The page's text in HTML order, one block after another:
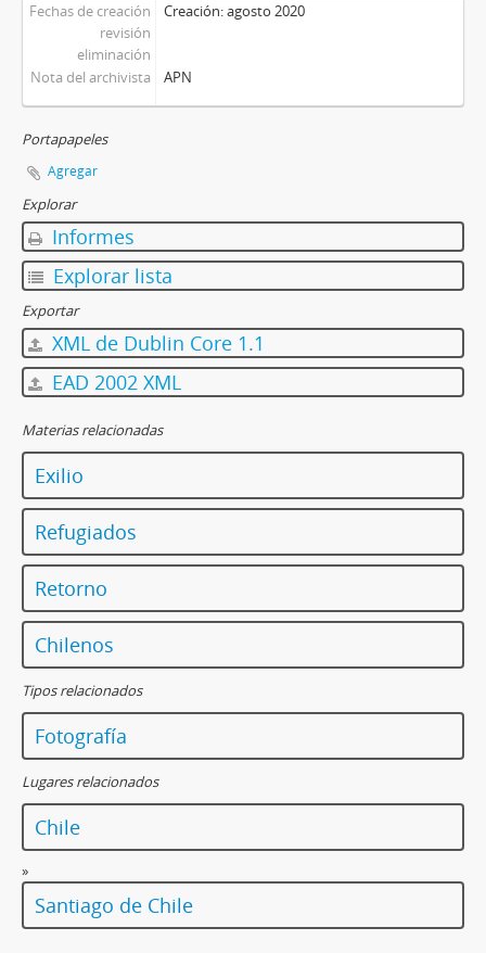
Fechas de creación
revisión
eliminación
Creación: agosto 2020
Nota del archivista APN
Portapapeles
Agregar
Explorar
Informes
Explorar lista
Exportar
XML de Dublin Core 1.1
EAD 2002 XML
Materias relacionadas
Exilio
Refugiados
Retorno
Chilenos
Tipos relacionados
Fotografía
Lugares relacionados
Chile
»
Santiago de Chile